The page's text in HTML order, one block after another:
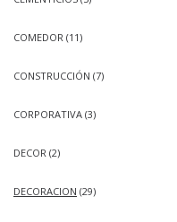
COMEDOR (11)
CONSTRUCCIÓN (7)
CORPORATIVA (3)
DECOR (2)
DECORACION (29)